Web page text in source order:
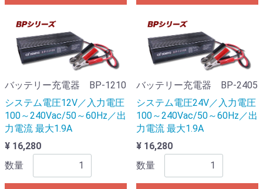
バッテリー充電器 BP-1210
システム電圧12V／入力電圧
100～240Vac/50～60Hz／出
力電流 最大1.9A
¥ 16,280
数量
バッテリー充電器 BP-2405
システム電圧24V／入力電圧
100～240Vac/50～60Hz／出
力電流 最大1.9A
¥ 16,280
数量